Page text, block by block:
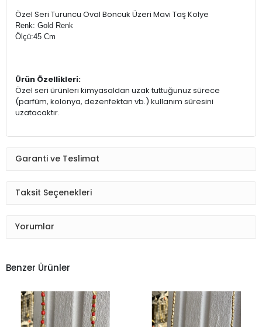
Özel Seri Turuncu Oval Boncuk Üzeri Mavi Taş Kolye
Renk: Gold Renk
Ölçü:45 Cm
Ürün Özellikleri:
Özel seri ürünleri kimyasaldan uzak tuttuğunuz sürece
(parfüm, kolonya, dezenfektan vb.) kullanım süresini
uzatacaktır.
Garanti ve Teslimat
Taksit Seçenekleri
Yorumlar
Benzer Ürünler